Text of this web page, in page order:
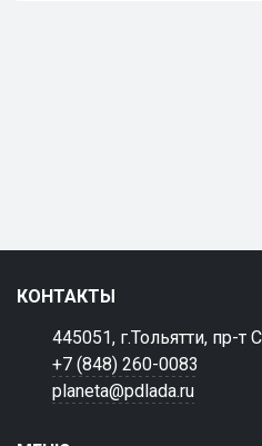
КОНТАКТЫ
445051, г.Тольятти, пр-т
+7 (848) 260-0083
planeta@pdlada.ru